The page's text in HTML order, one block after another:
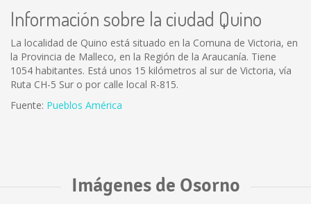
Información sobre la ciudad Quino
La localidad de Quino está situado en la Comuna de Victoria, en
la Provincia de Malleco, en la Región de la Araucanía. Tiene
1054 habitantes. Está unos 15 kilómetros al sur de Victoria, vía
Ruta CH-5 Sur o por calle local R-815.
Fuente: Pueblos América
Imágenes de Osorno